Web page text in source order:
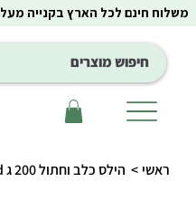
משלוח חינם לכל הארץ בקנייה מעל
ראשי > הילס כלב וחתול 200 ג a/d